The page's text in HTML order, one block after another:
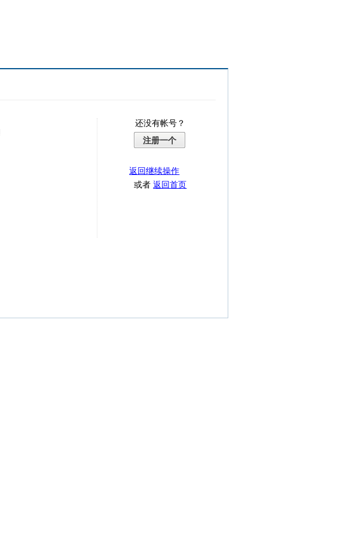
还没有帐号？
注册一个
返回继续操作
或者返回首页